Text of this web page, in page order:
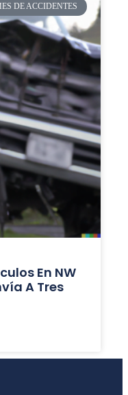
DE ACCIDENTES
En NW
A Tres